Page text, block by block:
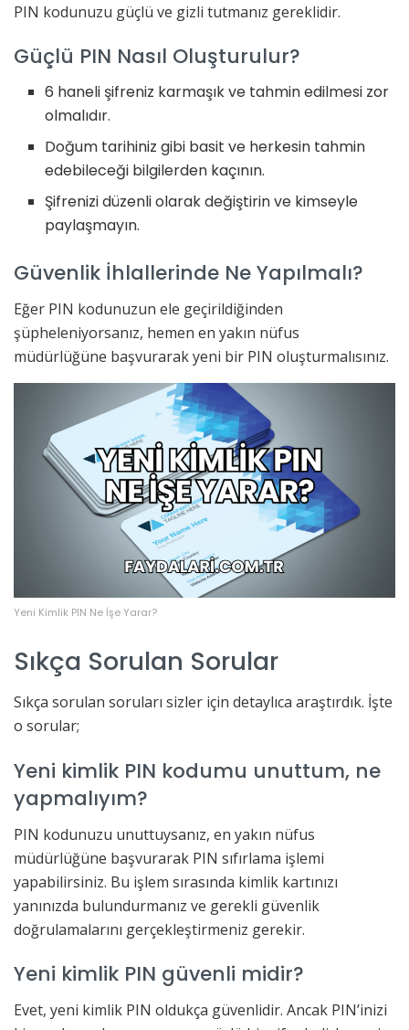
PIN kodunuzu güçlü ve gizli tutmanız gereklidir.
Güçlü PIN Nasıl Oluşturulur?
6 haneli şifreniz karmaşık ve tahmin edilmesi zor
olmalıdır.
Doğum tarihiniz gibi basit ve herkesin tahmin
edebileceği bilgilerden kaçının.
Şifrenizi düzenli olarak değiştirin ve kimseyle
paylaşmayın.
Güvenlik İhlallerinde Ne Yapılmalı?
Eğer PIN kodunuzun ele geçirildiğinden
şüpheleniyorsanız, hemen en yakın nüfus
müdürlüğüne başvurarak yeni bir PIN oluşturmalısınız.
Yeni Kimlik PIN Ne İşe Yarar?
Sıkça Sorulan Sorular
Sıkça sorulan soruları sizler için detaylıca araştırdık. İşte
o sorular;
Yeni kimlik PIN kodumu unuttum, ne
yapmalıyım?
PIN kodunuzu unuttuysanız, en yakın nüfus
müdürlüğüne başvurarak PIN sıfırlama işlemi
yapabilirsiniz. Bu işlem sırasında kimlik kartınızı
yanınızda bulundurmanız ve gerekli güvenlik
doğrulamalarını gerçekleştirmeniz gerekir.
Yeni kimlik PIN güvenli midir?
Evet, yeni kimlik PIN oldukça güvenlidir. Ancak PIN’inizi